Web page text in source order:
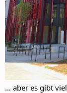
... aber es gibt